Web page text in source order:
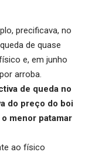
precificava, no
de quase
e, em junho
arroba.
de queda no
do preço do boi
menor patamar
ao físico